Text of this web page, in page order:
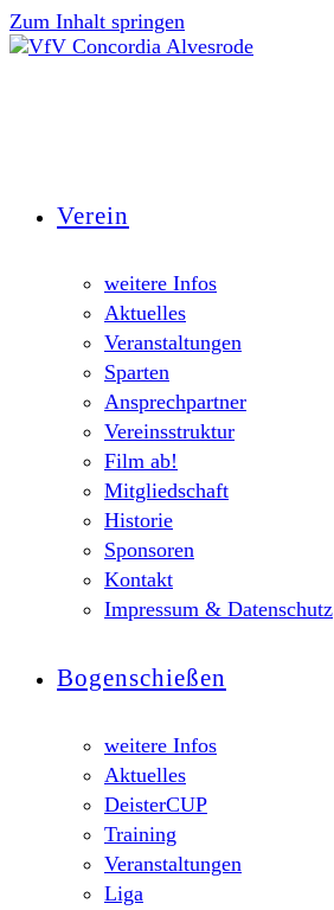
Zum Inhalt springen
Verein
weitere Infos
Aktuelles
Veranstaltungen
Sparten
Ansprechpartner
Vereinsstruktur
Film ab!
Mitgliedschaft
Historie
Sponsoren
Kontakt
Impressum & Datenschutz
Bogenschießen
weitere Infos
Aktuelles
DeisterCUP
Training
Veranstaltungen
Liga